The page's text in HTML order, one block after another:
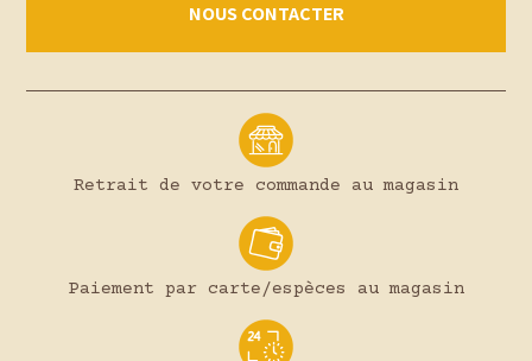
NOUS CONTACTER
Retrait de votre commande au magasin
Paiement par carte/espèces au magasin